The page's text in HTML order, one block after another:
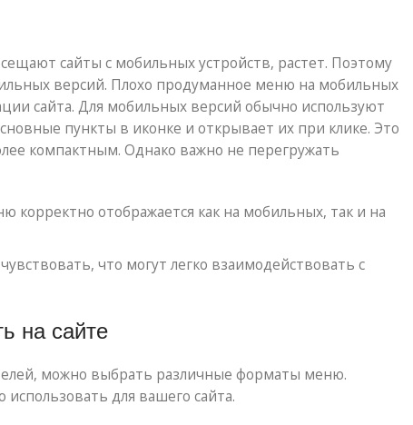
сайты с мобильных устройств, растет. Поэтому
версий. Плохо продуманное меню на мобильных
сайта. Для мобильных версий обычно используют
пункты в иконке и открывает их при клике. Это
компактным. Однако важно не перегружать
корректно отображается как на мобильных, так и на
что могут легко взаимодействовать с
на сайте
можно выбрать различные форматы меню.
для вашего сайта.